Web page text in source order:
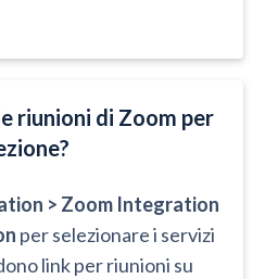
riunioni di Zoom per
> Zoom Integration
per selezionare i servizi
link per riunioni su